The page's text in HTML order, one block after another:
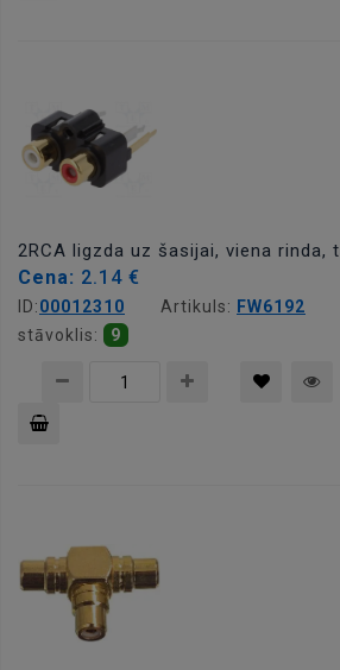
2RCA ligzda uz šasijai, viena rinda,
Cena: 2.14 €
ID:00012310 Artikuls: FW6192
stāvoklis:
9